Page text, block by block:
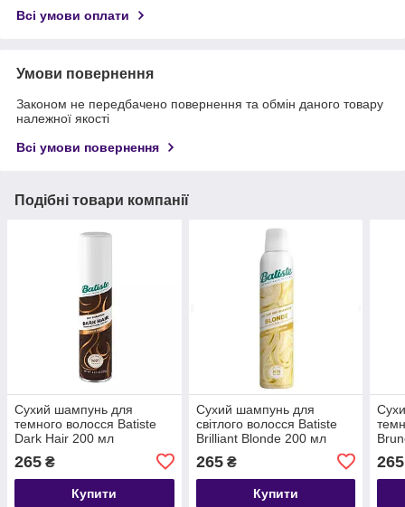
Всі умови оплати
Умови повернення
Законом не передбачено повернення та обмін даного товару
належної якості
Всі умови повернення
Подібні товари компанії
Сухий шампунь для
темного волосся Batiste
Dark Hair 200 мл
265 ₴
Купити
Сухий шампунь для
світлого волосся Batiste
Brilliant Blonde 200 мл
265₴
Купити
265